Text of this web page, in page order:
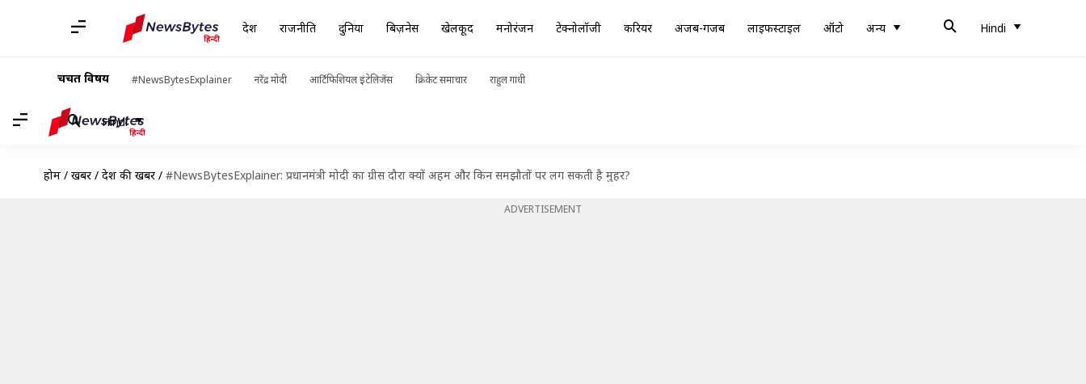
देश राजनीति दुनिया बिज़नेस खेलकूद मनोरंजन टेक्नोलॉजी करियर अजब-गजब लाइफस्टाइल ऑटो अन्य Hindi
चर्चित विषय #NewsBytesExplainer नरेंद्र मोदी आर्टिफिशियल इंटेलिजेंस क्रिकेट समाचार राहुल गांधी
Hindi
होम / खबरें / देश की खबरें / #NewsBytesExplainer: प्रधानमंत्री मोदी का ग्रीस दौरा क्यों अहम और किन समझौतों पर लग सकती है मुहर?
ADVERTISEMENT